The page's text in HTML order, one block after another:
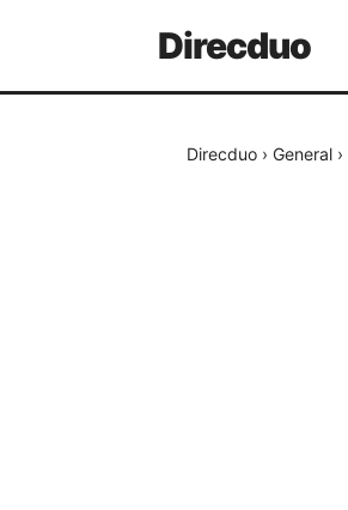
Direcduo
Direcduo › General ›